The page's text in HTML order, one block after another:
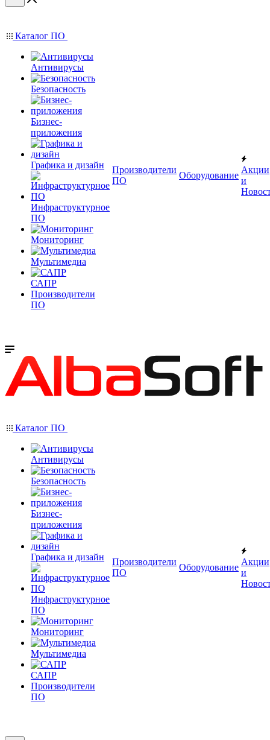
Каталог ПО
Антивирусы
Безопасность
Бизнес-
приложения
Графика и дизайн
Инфраструктурное
ПО
Мониторинг
Мультимедиа
САПР
Производители
ПО
Производители
ПО
Оборудование
Акции
и
Каталог ПО
Антивирусы
Безопасность
Бизнес-
приложения
Графика и дизайн
Инфраструктурное
ПО
Мониторинг
Мультимедиа
САПР
Производители
ПО
Производители
ПО
Оборудование
Акции
и